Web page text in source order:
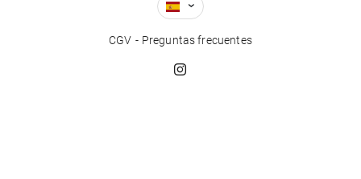
CGV Preguntas frecuentes